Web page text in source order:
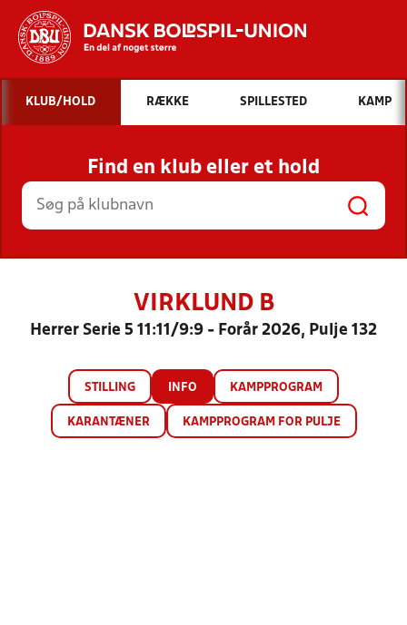
Hvad vil du søge efter?
INDHOLD OG NYHEDER
STILLINGER, RESULTATER, KLUBBER OG
HOLD
KLUB/HOLD RÆKKE SPILLESTED KAMP
Find en klub eller et hold
VIRKLUND B
Herrer Serie 5 11:11/9:9 - Forår 2026, Pulje 132
STILLING INFO KAMPPROGRAM
KARANTÆNER KAMPPROGRAM FOR PULJE